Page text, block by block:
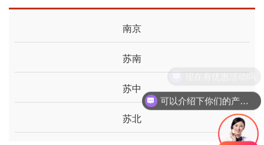
南京
苏南
苏中
苏北
可以介绍下你们的产品么
现在有优惠活动吗